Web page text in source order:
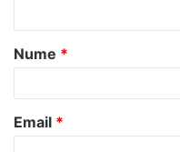
a
r
u
*
Nume *
Email *